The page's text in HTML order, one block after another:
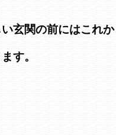
玄関の前にはこれ
す。